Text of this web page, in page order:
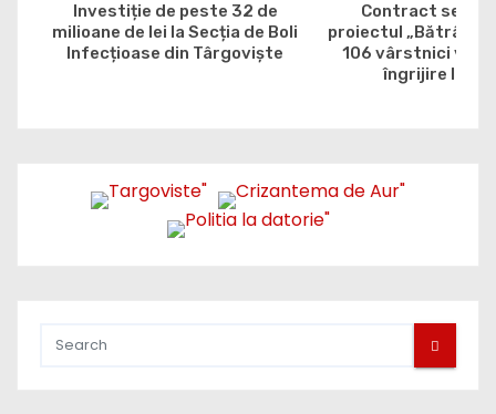
Investiție de peste 32 de
milioane de lei la Secția de Boli
Infecțioase din Târgoviște
Contract
proiectul „Bătrân,
106 vârstnici vor
îngrijire la